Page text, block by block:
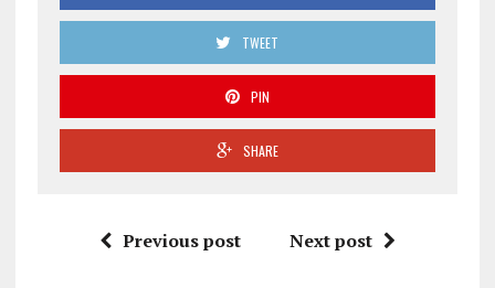
TWEET
PIN
SHARE
Previous post Next post